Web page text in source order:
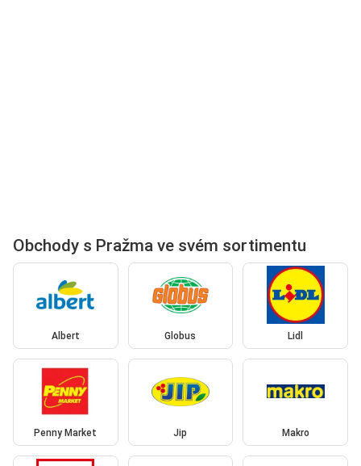
Obchody s Pražma ve svém sortimentu
Albert Globus Lidl
Penny Market Jip Makro